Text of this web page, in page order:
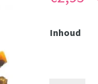
Inhoud